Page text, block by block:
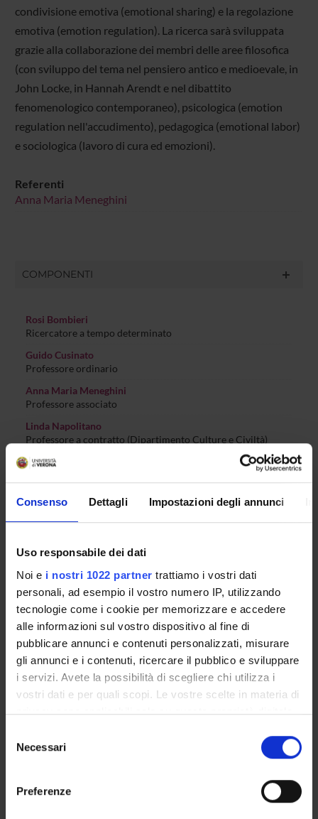
Consenso Dettagli Impostazioni degli annunci
Uso responsabile dei dati
Noi e i nostri 1022 partner trattiamo i vostri dati
personali, ad esempio il vostro numero IP, utilizzando
tecnologie come i cookie per memorizzare e accedere
alle informazioni sul vostro dispositivo al fine di
pubblicare annunci e contenuti personalizzati, misurare
gli annunci e i contenuti, ricercare il pubblico e sviluppare
i servizi. Avete la possibilità di scegliere chi utilizza i
vostri dati e per quali scopi. Le vostre scelte in materia di
privacy sono applicabili solo su questa proprietà digitale
modificare o revocare il proprio consenso in qualsiasi
momento dalla Dichiarazione sui cookie o facendo clic
delNecessari
Preferenze
condivisione emotiva (emotional sharing) e la regolazione
emotiva (emotion regulation). La ricerca sarà sviluppata
grazie alla collaborazione dei membri delle aree filosofica
(con sviluppo del tema nel pensiero antico e medioevale, in
John Locke, in Hannah Arendt e nel dibattito
fenomenologico contemporaneo), psicologica (emotion
regulation nell'accudimento), pedagogica (emotional labor)
e sociologica (lavoro di cura ed emozioni).
Referenti
Anna Maria Meneghini
COMPONENTI
Rosi Bombieri
Ricercatore a tempo determinato
Guido Cusinato
Professore ordinario
Anna Maria Meneghini
Professore associato
Linda Napolitano
Professore a contratto (Dipartimento Culture e Civiltà)
Federica Valbusa
Debora Viviani
Professore associato
Professore associato (Dipartimento Ingegneria per la
Paola Di Nicola
Professore a contratto
Luigina Mortari
Professore ordinario
Davide Poggi
Professore associato
Lorenzo Vitale
LABORATORI E CENTRI DI RICERCA